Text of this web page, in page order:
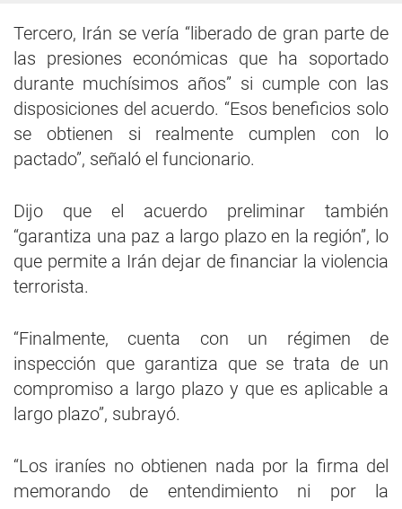
Tercero, Irán se vería “liberado de gran parte de
las presiones económicas que ha soportado
durante muchísimos años” si cumple con las
disposiciones del acuerdo. “Esos beneficios solo
se obtienen si realmente cumplen con lo
pactado”, señaló el funcionario.
Dijo que el acuerdo preliminar también
“garantiza una paz a largo plazo en la región”, lo
que permite a Irán dejar de financiar la violencia
terrorista.
“Finalmente, cuenta con un régimen de
inspección que garantiza que se trata de un
compromiso a largo plazo y que es aplicable a
largo plazo”, subrayó.
“Los iraníes no obtienen nada por la firma del
memorando de entendimiento ni por la